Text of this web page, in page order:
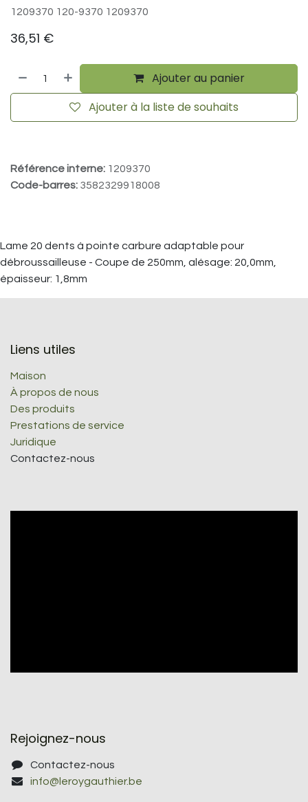
1209370 120-9370 1209370
36,51 €
Ajouter au panier
Ajouter à la liste de souhaits
Référence interne: 1209370
Code-barres: 3582329918008
Lame 20 dents à pointe carbure adaptable pour
débroussailleuse - Coupe de 250mm, alésage: 20,0mm,
épaisseur: 1,8mm
Liens utiles
Maison
À propos de nous
Des produits
Prestations de service
Juridique
Contactez-nous
Rejoignez-nous
Contactez-nous
info@leroygauthier.be